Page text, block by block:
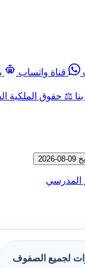
قناة واتساب
⚖️ حقوق الملكية
المدرسي
لجميع الصفوف